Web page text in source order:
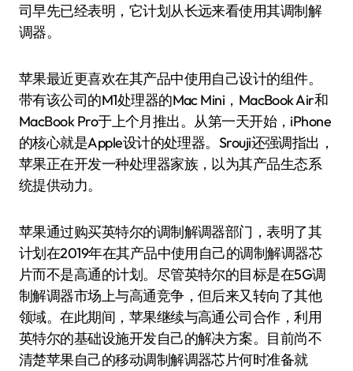
司早先已经表明，它计划从长远来看使用其调制解
调器。
苹果最近更喜欢在其产品中使用自己设计的组件。
带有该公司的M1处理器的Mac Mini，MacBook Air和
MacBook Pro于上个月推出。从第一天开始，iPhone
的核心就是Apple设计的处理器。Srouji还强调指出，
苹果正在开发一种处理器家族，以为其产品生态系
统提供动力。
苹果通过购买英特尔的调制解调器部门，表明了其
计划在2019年在其产品中使用自己的调制解调器芯
片而不是高通的计划。尽管英特尔的目标是在5G调
制解调器市场上与高通竞争，但后来又转向了其他
领域。在此期间，苹果继续与高通公司合作，利用
英特尔的基础设施开发自己的解决方案。目前尚不
清楚苹果自己的移动调制解调器芯片何时准备就